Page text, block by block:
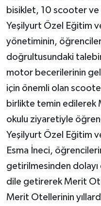
bisiklet, 10 scooter
Yeşilyurt Özel Eğitim
yönetiminin,
doğrultusundaki
motor becerilerinin
için önemli olan
birlikte temin edilerek
okulu ziyaretiyle
Yeşilyurt Özel Eğitim
Esma İneci,
getirilmesinden dolayı
dile getirerek Merit
Merit Otellerinin